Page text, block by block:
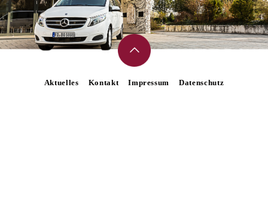
Aktuelles Kontakt Impressum Datenschutz